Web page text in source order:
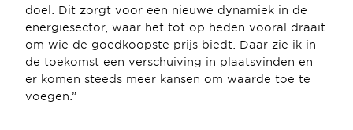
doel. Dit zorgt voor een nieuwe dynamiek in de
energiesector, waar het tot op heden vooral draait
om wie de goedkoopste prijs biedt. Daar zie ik in
de toekomst een verschuiving in plaatsvinden en
er komen steeds meer kansen om waarde toe te
voegen.”